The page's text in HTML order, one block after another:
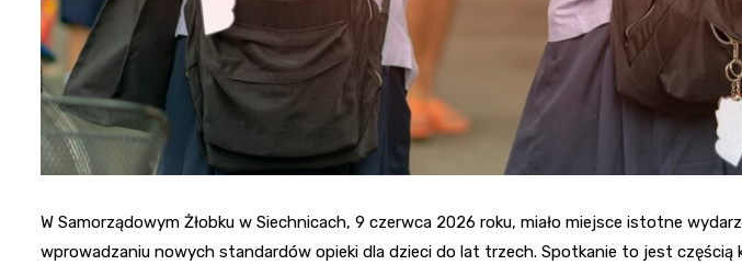
W Samorządowym Żłobku w Siechnicach, 9 czerwca 2026 roku, miało miejsce istotne
wprowadzaniu nowych standardów opieki dla dzieci do lat trzech. Spotkanie to jest częścią